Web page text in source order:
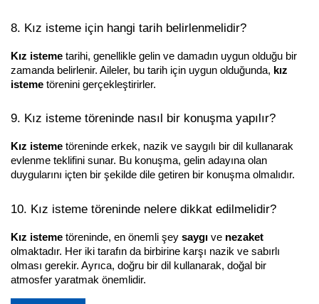
8. Kız isteme için hangi tarih belirlenmelidir?
Kız isteme tarihi, genellikle gelin ve damadın uygun olduğu bir
zamanda belirlenir. Aileler, bu tarih için uygun olduğunda, kız
isteme törenini gerçekleştirirler.
9. Kız isteme töreninde nasıl bir konuşma yapılır?
Kız isteme töreninde erkek, nazik ve saygılı bir dil kullanarak
evlenme teklifini sunar. Bu konuşma, gelin adayına olan
duygularını içten bir şekilde dile getiren bir konuşma olmalıdır.
10. Kız isteme töreninde nelere dikkat edilmelidir?
Kız isteme töreninde, en önemli şey saygı ve nezaket
olmaktadır. Her iki tarafın da birbirine karşı nazik ve sabırlı
olması gerekir. Ayrıca, doğru bir dil kullanarak, doğal bir
atmosfer yaratmak önemlidir.